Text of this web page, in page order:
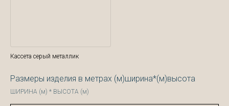
Кассета серый металлик
Размеры изделия в метрах (м)ширина*(м)высота
ШИРИНА (м) * ВЫСОТА (м)